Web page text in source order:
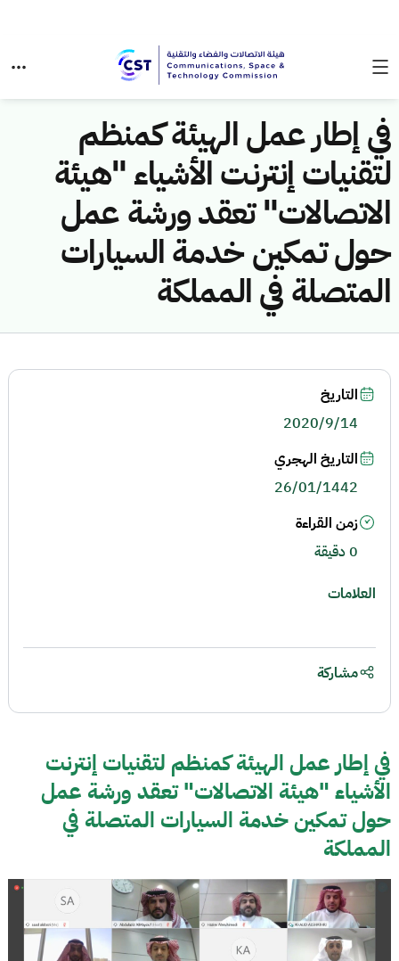
في إطار عمل الهيئة كمنظم
لتقنيات إنترنت الأشياء "هيئة
الاتصالات" تعقد ورشة عمل
حول تمكين خدمة السيارات
المتصلة في المملكة
في إطار عمل الهيئة كمنظم لتقنيات إنترنت
الأشياء "هيئة الاتصالات" تعقد ورشة عمل
حول تمكين خدمة السيارات المتصلة في
المملكة
التاريخ
2020/9/14
التاريخ الهجري
26/01/1442
زمن القراءة
0 دقيقة
العلامات
مشاركة